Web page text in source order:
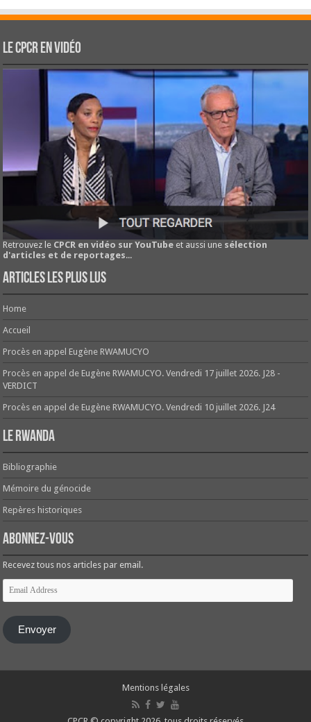
Le CPCR en vidéo
Retrouvez le CPCR en vidéo sur YouTube et aussi une sélection
d'articles et de reportages...
Articles les plus lus
Home
Accueil
Procès en appel Eugène RWAMUCYO
Procès en appel de Eugène RWAMUCYO. Vendredi 17 juillet 2026. J28 -
VERDICT
Procès en appel de Eugène RWAMUCYO. Vendredi 10 juillet 2026. J24
Le Rwanda
Bibliographie
Mémoire du génocide
Repères historiques
Abonnez-vous
Recevez tous nos articles par email.
Email
Address
Envoyer
Mentions légales